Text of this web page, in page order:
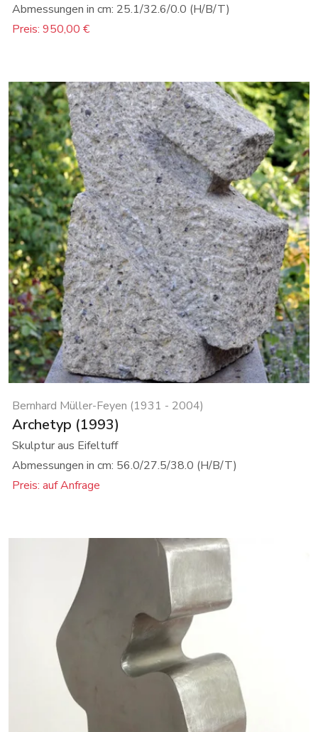
Abmessungen in cm: 25.1/32.6/0.0 (H/B/T)
Preis: 950,00 €
Bernhard Müller-Feyen (1931 - 2004)
Archetyp (1993)
Skulptur aus Eifeltuff
Abmessungen in cm: 56.0/27.5/38.0 (H/B/T)
Preis: auf Anfrage